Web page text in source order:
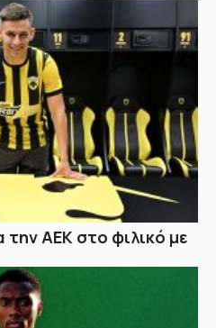
την ΑΕΚ στο φιλικό με